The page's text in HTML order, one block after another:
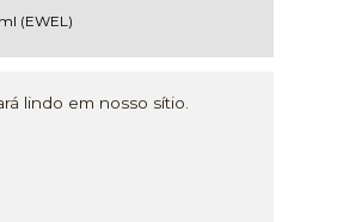
(EWEL)
lindo em nosso sítio.